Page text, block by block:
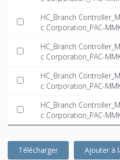
HC_Branch
c Corporation_PAC-
HC_Branch
c Corporation_PAC-
HC_Branch
c Corporation_PAC-
HC_Branch
c Corporation_PAC-
Télécharger Ajouter à